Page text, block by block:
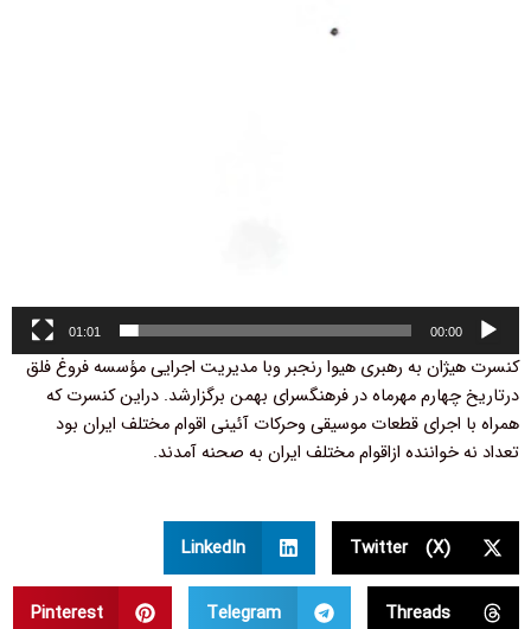
00:00
01:01
کنسرت هیژان به رهبری هیوا رنجبر وبا مدیریت اجرایی مؤسسه فروغ فلق
درتاریخ چهارم مهرماه در فرهنگسرای بهمن برگزارشد. دراین کنسرت که
همراه با اجرای قطعات موسیقی وحرکات آئینی اقوام مختلف ایران بود
تعداد نه خواننده ازاقوام مختلف ایران به صحنه آمدند.
Twitter (X)
LinkedIn
Threads
Telegram
Pinterest